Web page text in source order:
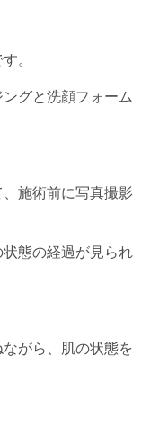
。
グと洗顔フォーム
施術前に写真撮影
態の経過が見られ
がら、肌の状態を